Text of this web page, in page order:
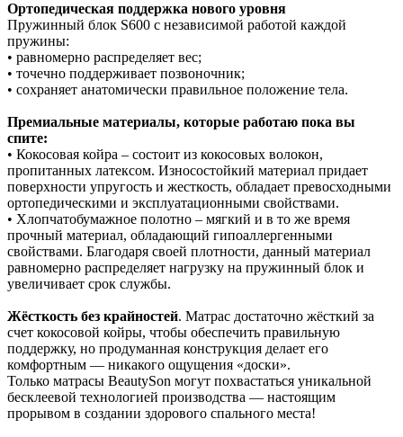
Ортопедическая поддержка нового уровня
Пружинный блок S600 с независимой работой каждой
пружины:
• равномерно распределяет вес;
• точечно поддерживает позвоночник;
• сохраняет анатомически правильное положение тела.
Премиальные материалы, которые работаю пока вы
спите:
• Кокосовая койра – состоит из кокосовых волокон,
пропитанных латексом. Износостойкий материал придает
поверхности упругость и жесткость, обладает превосходными
ортопедическими и эксплуатационными свойствами.
• Хлопчатобумажное полотно – мягкий и в то же время
прочный материал, обладающий гипоаллергенными
свойствами. Благодаря своей плотности, данный материал
равномерно распределяет нагрузку на пружинный блок и
увеличивает срок службы.
Жёсткость без крайностей. Матрас достаточно жёсткий за
счет кокосовой койры, чтобы обеспечить правильную
поддержку, но продуманная конструкция делает его
комфортным — никакого ощущения «доски».
Только матрасы BeautySon могут похвастаться уникальной
бесклеевой технологией производства — настоящим
прорывом в создании здорового спального места!